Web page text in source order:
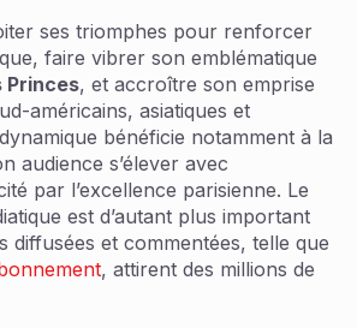
ses triomphes pour renforcer
faire vibrer son emblématique
Princes, et accroître son emprise
américains, asiatiques et
bénéficie notamment à la
audience s’élever avec
par l’excellence parisienne. Le
est d’autant plus important
diffusées et commentées, telle que
, attirent des millions de